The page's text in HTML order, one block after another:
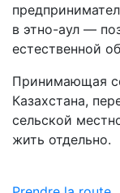
в этно-аул —
естественной
Принимающая
Казахстана,
сельской
жить отдельно.